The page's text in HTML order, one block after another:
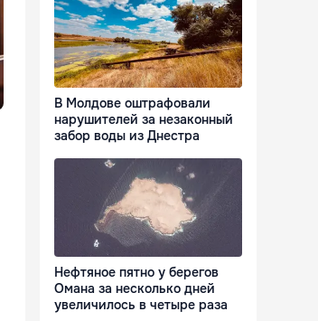
В Молдове оштрафовали
нарушителей за незаконный
забор воды из Днестра
Нефтяное пятно у берегов
Омана за несколько дней
увеличилось в четыре раза